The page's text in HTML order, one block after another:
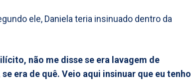
ele, Daniela teria insinuado dentro da
não me disse se era lavagem de
era de quê. Veio aqui insinuar que eu tenho